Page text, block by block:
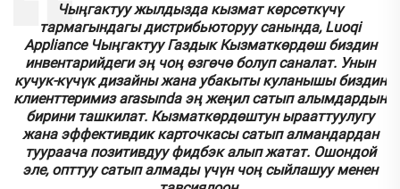
Чыңгактуу жылдызда кызмат көрсөткүчү
тармагындагы дистрибьюторуу санында, Luoqi
Appliance Чыңгактуу Газдык Кызматкөрдөш биздин
инвентарийдеги эң чоң өзгөчө болуп саналат. Унын
кучук-күчүк дизайны жана убакыты куланышы биздин
клиенттеримиз аrasыnda эң жеңил сатып алымдардын
бирини ташкилат. Кызматкөрдөштун ырааттуулугу
жана эффективдик карточкасы сатып алмандардан
туураача позитивдуу фидбэк алып жатат. Ошондой
эле, опттуу сатып алмады үчүн чоң сыйлашуу менен